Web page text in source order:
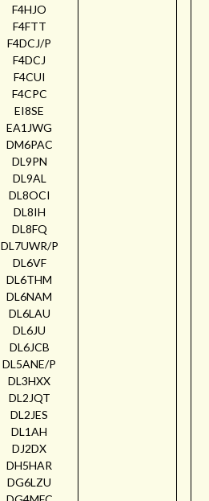
F4HJO
F4FTT
F4DCJ/P
F4DCJ
F4CUI
F4CPC
EI8SE
EA1JWG
DM6PAC
DL9PN
DL9AL
DL8OCI
DL8IH
DL8FQ
DL7UWR/P
DL6VF
DL6THM
DL6NAM
DL6LAU
DL6JU
DL6JCB
DL5ANE/P
DL3HXX
DL2JQT
DL2JES
DL1AH
DJ2DX
DH5HAR
DG6LZU